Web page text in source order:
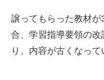
譲ってもらった教材
合、学習指導要領の改
り、内容が古くなって